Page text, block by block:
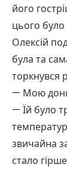
його
цього було
Олексій
була та
торкнувся
— Мою
— Їй було
звичайна
стало